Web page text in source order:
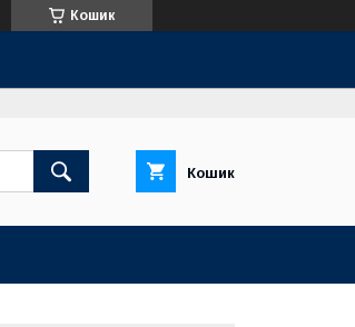
Кошик
Кошик